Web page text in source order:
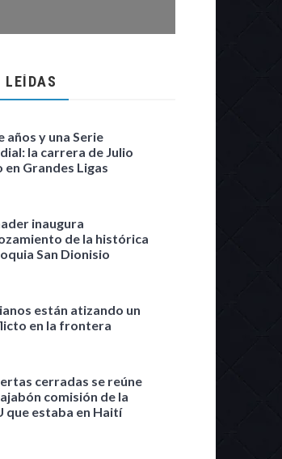
LEÍDAS
años y una Serie
la carrera de Julio
en Grandes Ligas
inaugura
de la histórica
San Dionisio
están atizando un
en la frontera
cerradas se reúne
comisión de la
que estaba en Haití